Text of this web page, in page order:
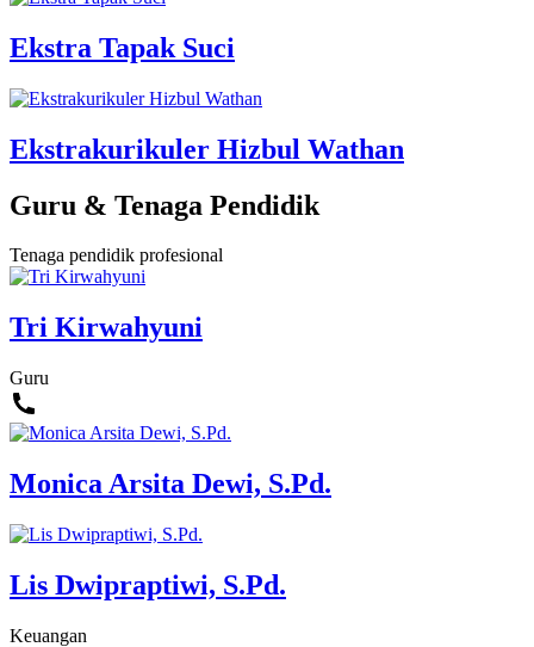
Ekstra Tapak Suci
Ekstrakurikuler Hizbul Wathan
Guru & Tenaga Pendidik
Tenaga pendidik profesional
Tri Kirwahyuni
Guru
Monica Arsita Dewi, S.Pd.
Lis Dwipraptiwi, S.Pd.
Keuangan